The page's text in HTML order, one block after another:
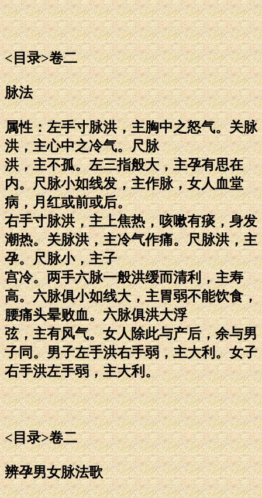
<目录>卷二
脉法
属性：左手寸脉洪，主胸中之怒气。关脉
洪，主心中之冷气。尺脉
洪，主不孤。左三指般大，主孕有思在
内。尺脉小如线发，主作脉，女人血堂
病，月红或前或后。
右手寸脉洪，主上焦热，咳嗽有痰，身发
潮热。关脉洪，主冷气作痛。尺脉洪，主
孕。尺脉小，主子
宫冷。两手六脉一般洪缓而清利，主寿
高。六脉俱小如线大，主胃弱不能饮食，
腰痛头晕败血。六脉俱洪大浮
弦，主有风气。女人除此与产后，余与男
子同。男子左手洪右手弱，主大利。女子
右手洪左手弱，主大利。
<目录>卷二
辨孕男女脉法歌